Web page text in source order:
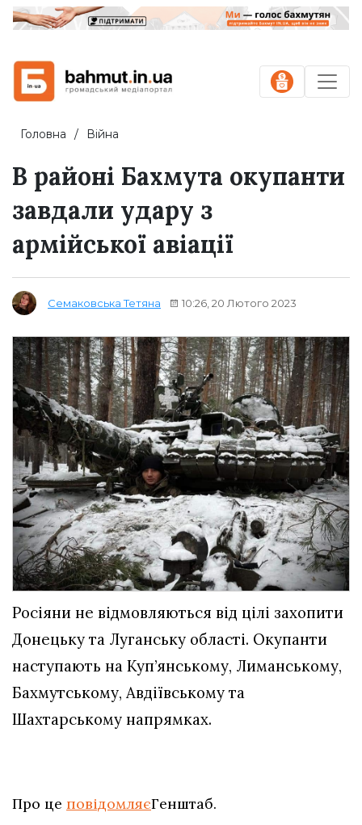
Головна Війна
В районі Бахмута окупанти
завдали удару з
армійської авіації
Семаковська Тетяна 10:26, 20 Лютого 2023
Росіяни не відмовляються від цілі захопити
Донецьку та Луганську області. Окупанти
наступають на Куп’янському, Лиманському,
Бахмутському, Авдіївському та
Шахтарському напрямках.
Про це повідомляєГенштаб.